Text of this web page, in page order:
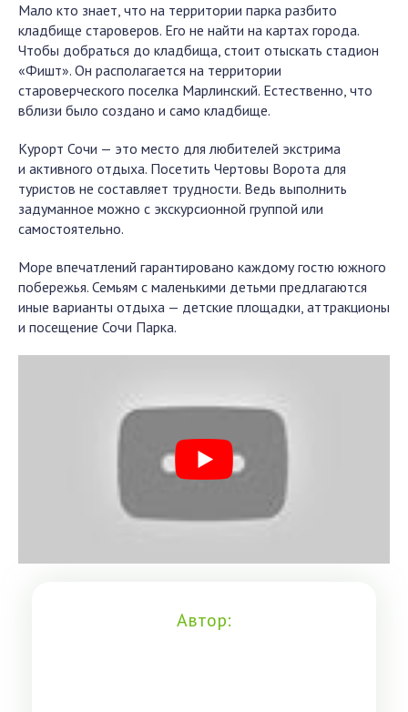
Мало кто знает, что на территории парка разбито
кладбище староверов. Его не найти на картах города.
Чтобы добраться до кладбища, стоит отыскать стадион
«Фишт». Он располагается на территории
староверческого поселка Марлинский. Естественно, что
вблизи было создано и само кладбище.
Курорт Сочи — это место для любителей экстрима
и активного отдыха. Посетить Чертовы Ворота для
туристов не составляет трудности. Ведь выполнить
задуманное можно с экскурсионной группой или
самостоятельно.
Море впечатлений гарантировано каждому гостю южного
побережья. Семьям с маленькими детьми предлагаются
иные варианты отдыха — детские площадки, аттракционы
и посещение Сочи Парка.
Автор: